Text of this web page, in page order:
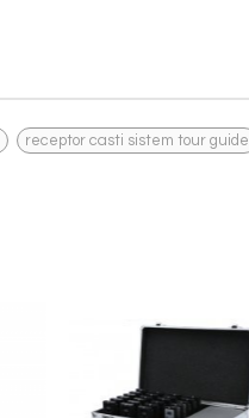
receptor casti sistem tour guide